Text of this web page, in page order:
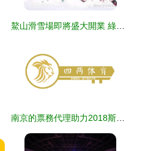
鰲山滑雪場即將盛大開業 綠螞蟻榮膺西安戶外票務總代理
南京的票務代理助力2018斯邁夫大會商務新機遇